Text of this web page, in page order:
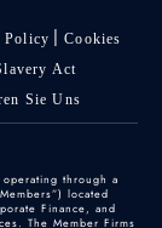
Policy
Cookies
Act
Sie Uns
through a
located
Finance, and
The Member Firms